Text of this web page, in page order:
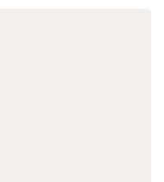
communs, dont des
parking est disponible sur
acceptés. Les